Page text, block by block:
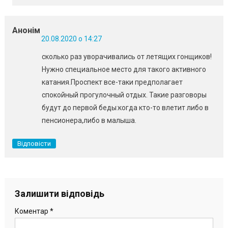
Анонім
20.08.2020 о 14:27
сколько раз уворачивались от летящих гонщиков!
Нужно специальное место для такого активного
катания.Проспект все-таки предполагает
спокойный прогулочный отдых. Такие разговоры
будут до первой беды:когда кто-то влетит либо в
пенсионера,либо в малыша.
Відповісти
Залишити відповідь
Коментар *